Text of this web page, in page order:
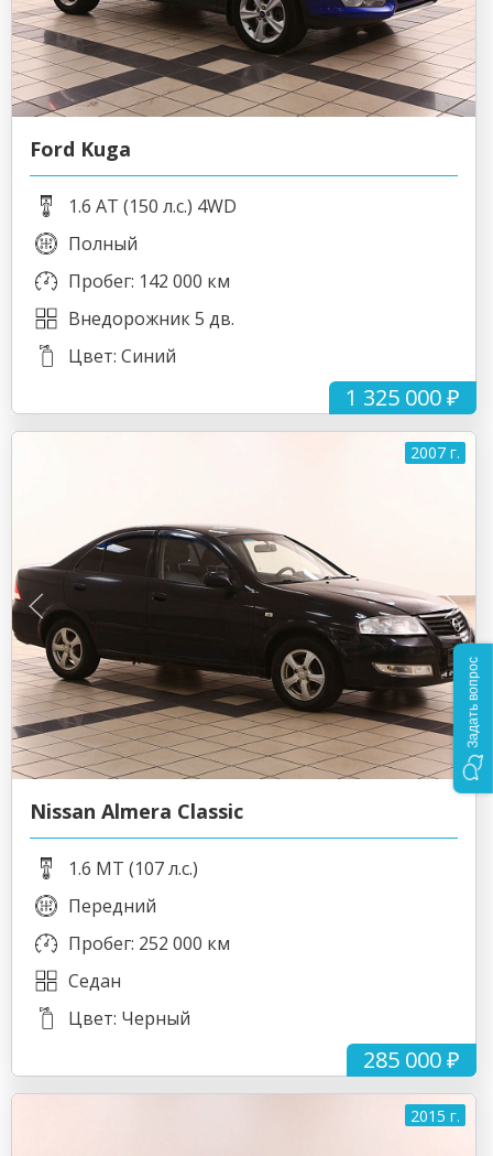
1 325 000 ₽
Ford Kuga
1.6 AT (150 л.с.) 4WD
Полный
Пробег: 142 000 км
Внедорожник 5 дв.
Цвет: Синий
2007 г.
285 000 ₽
Nissan Almera Classic
1.6 MT (107 л.с.)
Передний
Пробег: 252 000 км
Седан
Цвет: Черный
2015 г.
Задать вопрос